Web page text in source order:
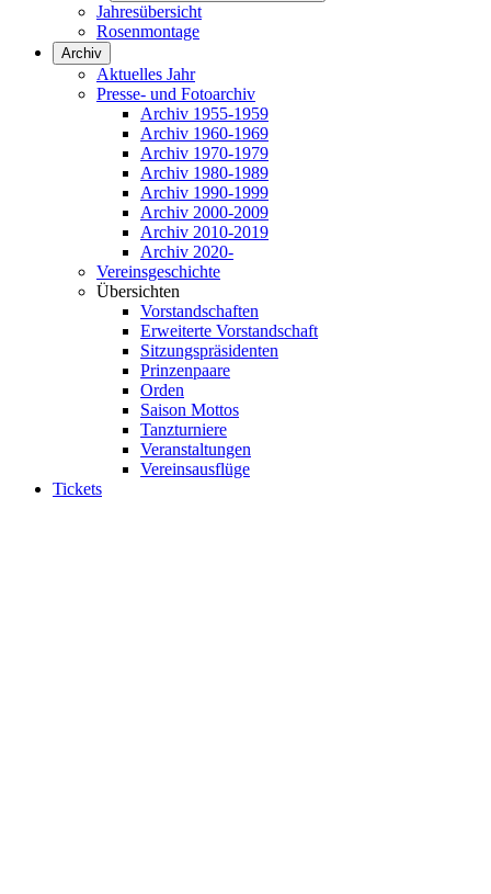
Jahresübersicht
Rosenmontage
Archiv
Aktuelles Jahr
Presse- und Fotoarchiv
Archiv 1955-1959
Archiv 1960-1969
Archiv 1970-1979
Archiv 1980-1989
Archiv 1990-1999
Archiv 2000-2009
Archiv 2010-2019
Archiv 2020-
Vereinsgeschichte
Übersichten
Vorstandschaften
Erweiterte Vorstandschaft
Sitzungspräsidenten
Prinzenpaare
Orden
Saison Mottos
Tanzturniere
Veranstaltungen
Vereinsausflüge
Tickets